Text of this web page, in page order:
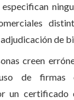
de
creen
de firmas
un certificado